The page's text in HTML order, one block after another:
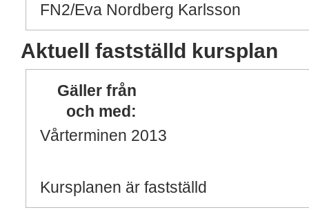
FN2/Eva Nordberg Karlsson
Aktuell fastställd kursplan
Gäller från
och med:
Vårterminen 2013
Kursplanen är fastställd